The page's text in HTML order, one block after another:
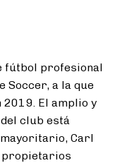
fútbol profesional
Soccer, a la que
2019. El amplio y
club está
Carl
propietarios